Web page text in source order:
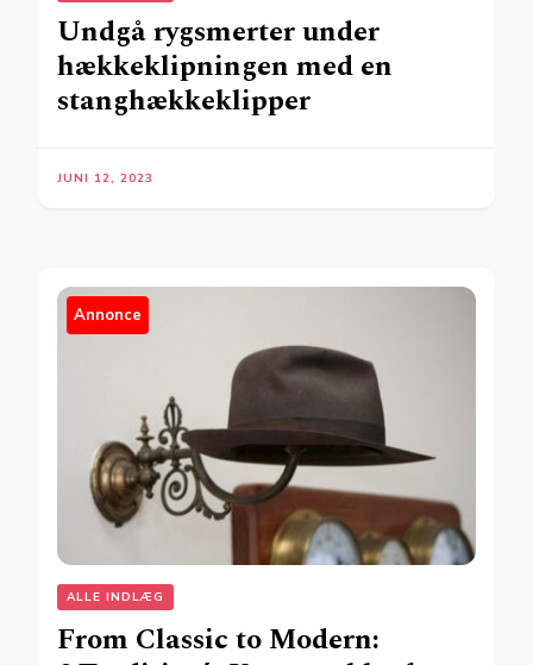
Undgå rygsmerter under
hækkeklipningen med en
stanghækkeklipper
JUNI 12, 2023
Annonce
ALLE INDLÆG
From Classic to Modern: